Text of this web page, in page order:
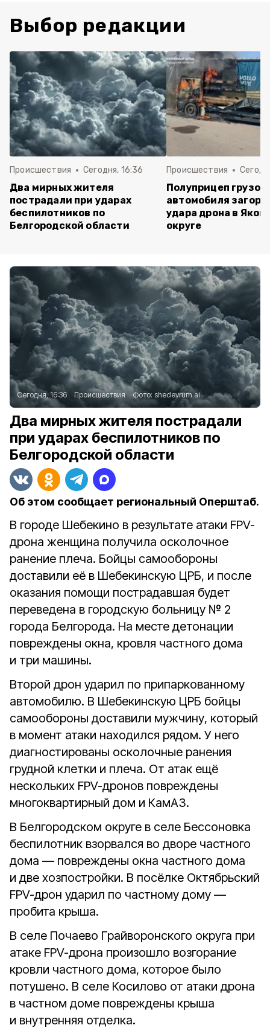
Выбор редакции
Происшествия Сегодня, 16:36
Два мирных жителя
пострадали при ударах
беспилотников по
Белгородской области
Происшествия
Полуприцеп
автомобиля
удара дрона в
округе
Сегодня, 16:36 Происшествия Фото: shedevrum.ai
Два мирных жителя пострадали
при ударах беспилотников по
Белгородской области
Об этом сообщает региональный Оперштаб.
В городе Шебекино в результате атаки FPV-
дрона женщина получила осколочное
ранение плеча. Бойцы самообороны
доставили её в Шебекинскую ЦРБ, и после
оказания помощи пострадавшая будет
переведена в городскую больницу № 2
города Белгорода. На месте детонации
повреждены окна, кровля частного дома
и три машины.
Второй дрон ударил по припаркованному
автомобилю. В Шебекинскую ЦРБ бойцы
самообороны доставили мужчину, который
в момент атаки находился рядом. У него
диагностированы осколочные ранения
грудной клетки и плеча. От атак ещё
нескольких FPV-дронов повреждены
многоквартирный дом и КамАЗ.
В Белгородском округе в селе Бессоновка
беспилотник взорвался во дворе частного
дома — повреждены окна частного дома
и две хозпостройки. В посёлке Октябрьский
FPV-дрон ударил по частному дому —
пробита крыша.
В селе Почаево Грайворонского округа при
атаке FPV-дрона произошло возгорание
кровли частного дома, которое было
потушено. В селе Косилово от атаки дрона
в частном доме повреждены крыша
и внутренняя отделка.